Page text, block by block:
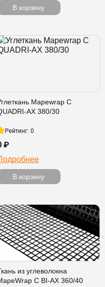
В корзину
Mapewrap C
AX 380/30
Рейтинг: 0
₽
В корзину
из углеволокна
C BI-AX 360/40